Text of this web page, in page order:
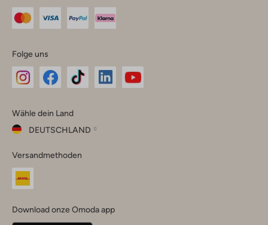
Folge uns
Instagram
Facebook
TikTok
Wähle dein Land
DEUTSCHLAND
dein
Land
Belgique(Français)
Versandmethoden
Download onze Omoda app